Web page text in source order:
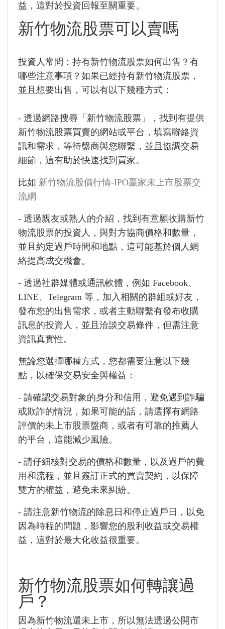
益，這對於投資回報至關重要。
新竹物流股票可以賣嗎
投資人常問：持有新竹物流股票如何出售？有
哪些注意事項？如果已經持有新竹物流股票，
並且想要出售，可以有以下幾種方式：
- 透過網路搜尋「新竹物流股票」，找到有提供
新竹物流股票買賣的網站或平台，填寫聯絡資
訊和需求，等待盤商與您聯繫，並且協調交易
細節，這有助於快速找到買家。
比如 新竹物流股價行情-IPO贏家未上市股票交
流網
- 透過親友或熟人的介紹，找到有意願收購新竹
物流股票的投資人，與對方協商價格和數量，
並且約定過戶時間和地點，這可能基於個人網
絡提高成交機會。
- 透過社群媒體或通訊軟體，例如 Facebook、
LINE、Telegram 等，加入相關的群組或好友，
發布您的出售需求，或者主動聯繫有發布收購
訊息的投資人，並且洽談交易條件，但需注意
資訊真實性。
無論您選擇哪種方式，您都需要注意以下幾
點，以確保交易安全與權益：
- 請確認交易對象的身分和信用，避免遇到詐騙
或欺詐的情況，如果可能的話，請選擇有網路
評價的未上市股票盤商，或者有可靠的推薦人
的平台，這能減少風險。
- 請仔細核對交易的價格和數量，以及過戶的費
用和流程，並且簽訂正式的買賣契約，以保障
雙方的權益，避免未來糾紛。
- 請注意新竹物流的除息日和停止過戶日，以免
因為時程的問題，影響您的股利收益或交易權
益，這對於最大化收益很重要。
新竹物流股票如何轉讓過
戶？
因為新竹物流還未上市，所以無法透過公開市